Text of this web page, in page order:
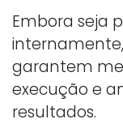
Embora seja
garantem
execução e
resultados.